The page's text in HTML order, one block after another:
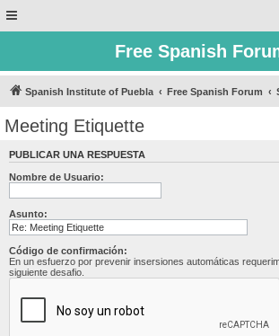
Free Spanish
Spanish Institute of Puebla Free Spanish Forum
Meeting Etiquette
PUBLICAR UNA RESPUESTA
Nombre de Usuario:
Asunto:
Código de confirmación:
En un esfuerzo por prevenir insersiones automáticas
siguiente desafio.